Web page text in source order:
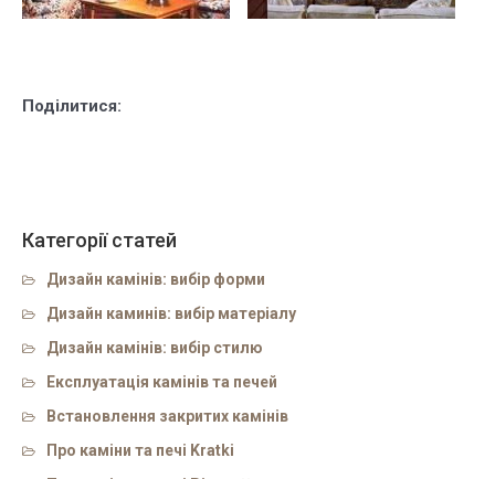
Поділитися:
Категорії статей
Дизайн камінів: вибір форми
Дизайн каминів: вибір матеріалу
Дизайн камінів: вибір стилю
Експлуатація камінів та печей
Встановлення закритих камінів
Про каміни та печі Kratki